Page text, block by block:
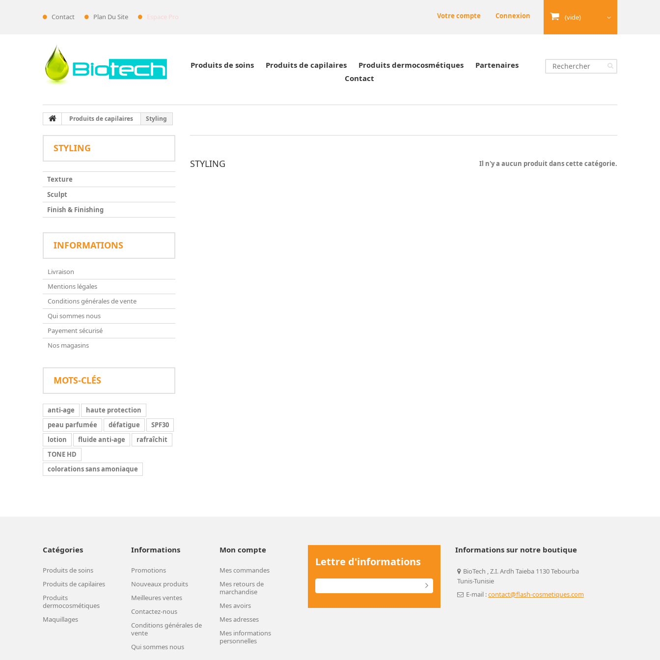
Contact Plan Du Site Espace Pro (vide)
Connexion
Votre compte
Produits de soins Produits de capilaires Produits dermocosmétiques
Partenaires
Contact
Produits de capilaires Styling
STYLING
Texture
Sculpt
Finish & Finishing
INFORMATIONS
Livraison
Mentions légales
Conditions générales de vente
Qui sommes nous
Payement sécurisé
Nos magasins
MOTS-CLÉS
anti-age
haute protection
peau parfumée
défatigue
SPF30
lotion
fluide anti-age
rafraîchit
TONE HD
colorations sans amoniaque
STYLING Il n'y a aucun produit dans cette catégorie.
Catégories
Produits de soins
Produits de capilaires
Produits
dermocosmétiques
Maquillages
Informations
Promotions
Nouveaux produits
Meilleures ventes
Contactez-nous
Conditions générales de
vente
Qui sommes nous
Mon compte
Mes commandes
Mes retours de
marchandise
Mes avoirs
Mes adresses
Mes informations
personnelles
Lettre d'informations
Informations sur notre boutique
BioTech , Z.I. Ardh Taieba 1130 Tebourba
Tunis-Tunisie
E-mail :contact@flash-cosmetiques.com